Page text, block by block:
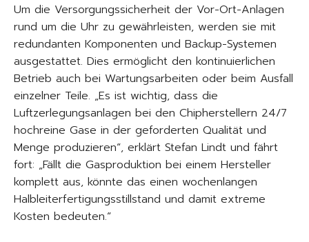
Um die Versorgungssicherheit der Vor-Ort-Anlagen
rund um die Uhr zu gewährleisten, werden sie mit
redundanten Komponenten und Backup-Systemen
ausgestattet. Dies ermöglicht den kontinuierlichen
Betrieb auch bei Wartungsarbeiten oder beim Ausfall
einzelner Teile. „Es ist wichtig, dass die
Luftzerlegungsanlagen bei den Chipherstellern 24/7
hochreine Gase in der geforderten Qualität und
Menge produzieren“, erklärt Stefan Lindt und fährt
fort: „Fällt die Gasproduktion bei einem Hersteller
komplett aus, könnte das einen wochenlangen
Halbleiterfertigungsstillstand und damit extreme
Kosten bedeuten.“